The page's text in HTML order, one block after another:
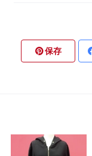
保存